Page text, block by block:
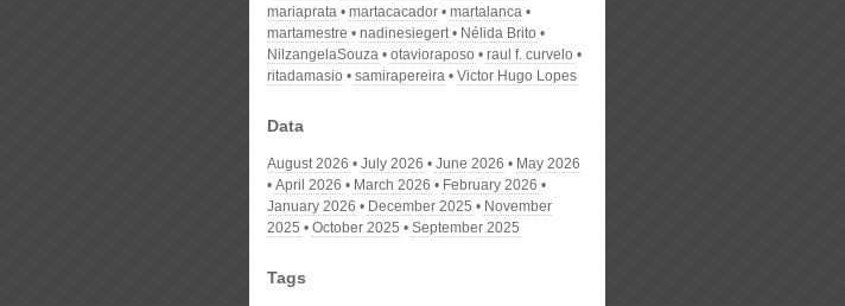
mariaprata
martacacador
martalanca
martamestre
nadinesiegert
Nélida Brito
NilzangelaSouza
otavioraposo
raul f. curvelo
ritadamasio
samirapereira Victor Hugo Lopes
Data
August 2026 July 2026 June 2026
May 2026
April 2026
March 2026
February 2026
January 2026
December 2025
November
2025
October 2025 September 2025
Tags